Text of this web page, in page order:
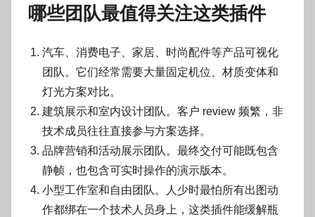
哪些团队最值得关注这类插件
汽车、消费电子、家居、时尚配件等产品可视化
团队。它们经常需要大量固定机位、材质变体和
灯光方案对比。
建筑展示和室内设计团队。客户 review 频繁，非
技术成员往往直接参与方案选择。
品牌营销和活动展示团队。最终交付可能既包含
静帧，也包含可实时操作的演示版本。
小型工作室和自由团队。人少时最怕所有出图动
作都绑在一个技术人员身上，这类插件能缓解瓶